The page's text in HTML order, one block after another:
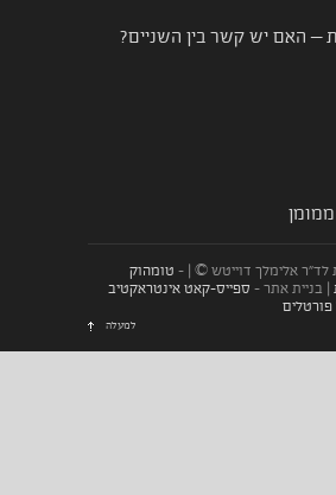
יש קשר בין השניים?
מה זה אומר על סוג הנזלת
אותה
אלימלך דוייטש © | -טומהוק
אתר - ספייס-קאט אינטראקטיב